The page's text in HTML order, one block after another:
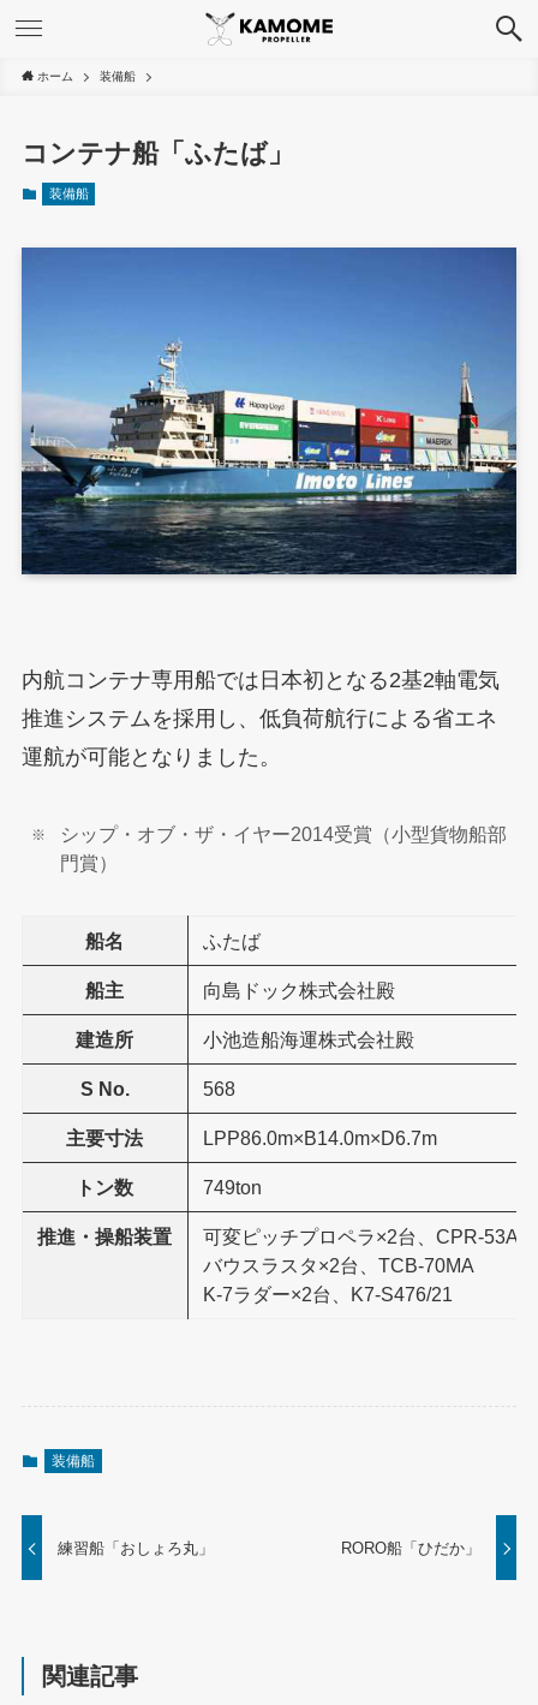
ホーム 装備船
コンテナ船「ふたば」
装備船
内航コンテナ専用船では日本初となる2基2軸電気
推進システムを採用し、低負荷航行による省エネ
運航が可能となりました。
シップ・オブ・ザ・イヤー2014受賞（小型貨物船部
門賞）
船名 ふたば
船主 向島ドック株式会社殿
建造所 小池造船海運株式会社殿
S No. 568
主要寸法 LPP86.0m×B14.0m×D6.7m
トン数 749ton
推進・操船装置
可変ピッチプロペラ×2台、CPR-53A/
バウスラスタ×2台、TCB-70MA
K-7ラダー×2台、K7-S476/21
装備船
練習船「おしょろ丸」 RORO船「ひだか」
関連記事